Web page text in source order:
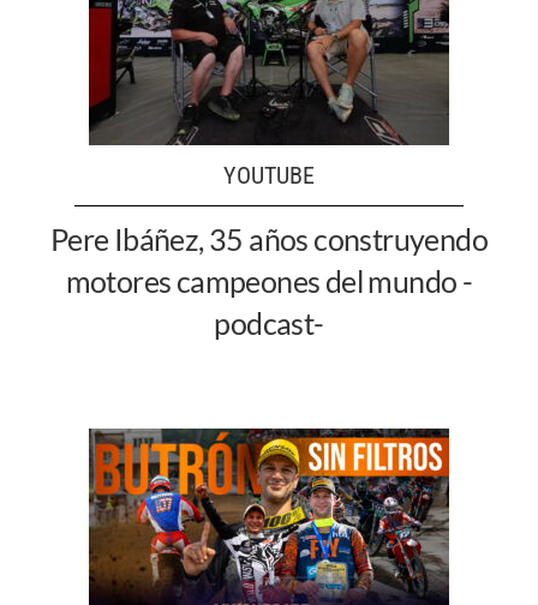
YOUTUBE
Pere Ibáñez, 35 años construyendo
motores campeones del mundo -
podcast-